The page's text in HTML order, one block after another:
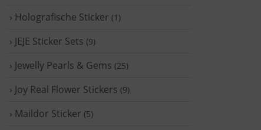
› Holografische Sticker (1)
› JEJE Sticker Sets (9)
› Jewelly Pearls & Gems (25)
› Joy Real Flower Stickers (9)
› Maildor Sticker (5)